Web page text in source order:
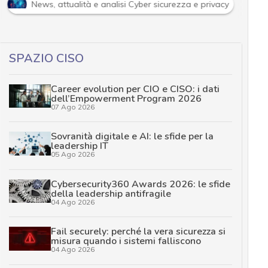
News, attualità e analisi Cyber sicurezza e privacy
SPAZIO CISO
Career evolution per CIO e CISO: i dati
dell’Empowerment Program 2026
07 Ago 2026
Sovranità digitale e AI: le sfide per la
leadership IT
05 Ago 2026
Cybersecurity360 Awards 2026: le sfide
della leadership antifragile
04 Ago 2026
Fail securely: perché la vera sicurezza si
misura quando i sistemi falliscono
04 Ago 2026